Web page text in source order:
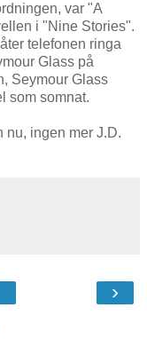
var "A
i "Nine Stories".
telefonen ringa
Glass på
Seymour Glass
som somnat.
nu, ingen mer J.D.
›